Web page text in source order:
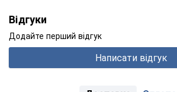
Відгуки
Додайте перший відгук
Написати відгук